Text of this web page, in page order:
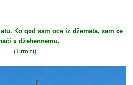
Ko god sam ode iz džemata, sam će
u džehennemu.
(Tirmizi)